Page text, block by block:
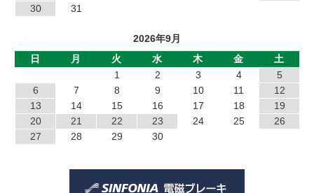
NC
30
31
2026年9月
日
月 火 水 木 金
土
1
2 3 4
5
6
7 8 9 10 11
12
13
14 15 16 17 18
19
20
21 22 23 24 25
26
27
28 29 30